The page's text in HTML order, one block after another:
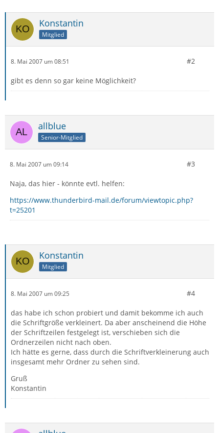
Konstantin
Mitglied
8. Mai 2007 um 08:51 #2
gibt es denn so gar keine Möglichkeit?
allblue
Senior-Mitglied
8. Mai 2007 um 09:14 #3
Naja, das hier - könnte evtl. helfen:
https://www.thunderbird-mail.de/forum/viewtopic.php?
t=25201
Konstantin
Mitglied
8. Mai 2007 um 09:25 #4
das habe ich schon probiert und damit bekomme ich auch
die Schriftgröße verkleinert. Da aber anscheinend die Höhe
der Schriftzeilen festgelegt ist, verschieben sich die
Ordnerzeilen nicht nach oben.
Ich hätte es gerne, dass durch die Schriftverkleinerung auch
insgesamt mehr Ordner zu sehen sind.
Gruß
Konstantin